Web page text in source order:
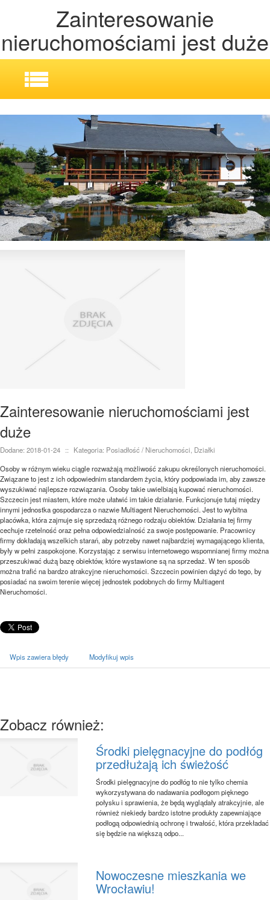
Zainteresowanie
nieruchomościami jest duże
Zainteresowanie nieruchomościami jest
duże
Dodane: 2018-01-24 ::
Kategoria: Posiadłość / Nieruchomości, Działki
Osoby w różnym wieku ciągle rozważają możliwość zakupu określonych nieruchomości.
Związane to jest z ich odpowiednim standardem życia, który podpowiada im, aby zawsze
wyszukiwać najlepsze rozwiązania. Osoby takie uwielbiają kupować nieruchomości.
Szczecin jest miastem, które może ułatwić im takie działanie. Funkcjonuje tutaj między
innymi jednostka gospodarcza o nazwie Multiagent Nieruchomości. Jest to wybitna
placówka, która zajmuje się sprzedażą różnego rodzaju obiektów. Działania tej firmy
cechuje rzetelność oraz pełna odpowiedzialność za swoje postępowanie. Pracownicy
firmy dokładają wszelkich starań, aby potrzeby nawet najbardziej wymagającego klienta,
były w pełni zaspokojone. Korzystając z serwisu internetowego wspomnianej firmy można
przeszukiwać dużą bazę obiektów, które wystawione są na sprzedaż. W ten sposób
można trafić na bardzo atrakcyjne nieruchomości. Szczecin powinien dążyć do tego, by
posiadać na swoim terenie więcej jednostek podobnych do firmy Multiagent
Nieruchomości.
Wpis zawiera błędy Modyfikuj wpis
Zobacz również:
Środki pielęgnacyjne do podłóg
przedłużają ich świeżość
Środki pielęgnacyjne do podłóg to nie tylko chemia
wykorzystywana do nadawania podłogom pięknego
połysku i sprawienia, że będą wyglądały atrakcyjnie, ale
również niekiedy bardzo istotne produkty zapewniające
podłogą odpowiednią ochronę i trwałość, która przekładać
się będzie na większą odpo...
Nowoczesne mieszkania we
Wrocławiu!